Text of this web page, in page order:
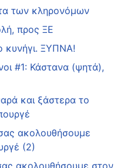
των κληρονόμων
προς ΞΕ
ΞΥΠΝΑ!
#1: Κάστανα (ψητά),
και ξάστερα το
ακολουθήσουμε
(2)